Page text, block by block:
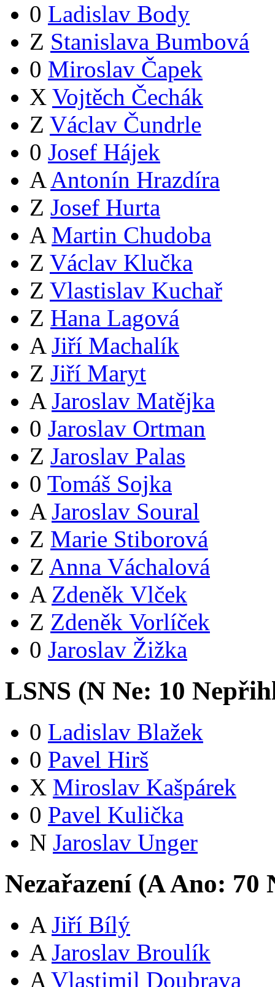
0 Ladislav Body
Z Stanislava Bumbová
0 Miroslav Čapek
X Vojtěch Čechák
Z Václav Čundrle
0 Josef Hájek
A Antonín Hrazdíra
Z Josef Hurta
A Martin Chudoba
Z Václav Klučka
Z Vlastislav Kuchař
Z Hana Lagová
A Jiří Machalík
Z Jiří Maryt
A Jaroslav Matějka
0 Jaroslav Ortman
Z Jaroslav Palas
0 Tomáš Sojka
A Jaroslav Soural
Z Marie Stiborová
Z Anna Váchalová
A Zdeněk Vlček
Z Zdeněk Vorlíček
0 Jaroslav Žižka
LSNS (N Ne: 10
0 Ladislav Blažek
0 Pavel Hirš
X Miroslav Kašpárek
0 Pavel Kulička
N Jaroslav Unger
Nezařazení (AAno: 70
A Jiří Bílý
A Jaroslav Broulík
A Vlastimil Doubrava